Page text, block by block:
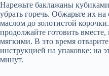
Нарежьте баклажаны
убрать горечь. Обжарьте их
маслом до золотистой
продолжайте готовить
мягкими. В это время
инструкцией на упаковке: на
минут.